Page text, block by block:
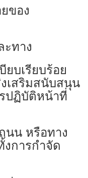
ของ
ทาง
ยบเรียบร้อย
เสริมสนับสนุน
ฏิบัติหน้าที่
นน หรือทาง
การกำจัด